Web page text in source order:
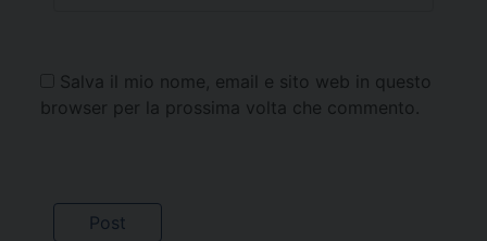
Salva il mio nome, email e sito web in questo
browser per la prossima volta che commento.